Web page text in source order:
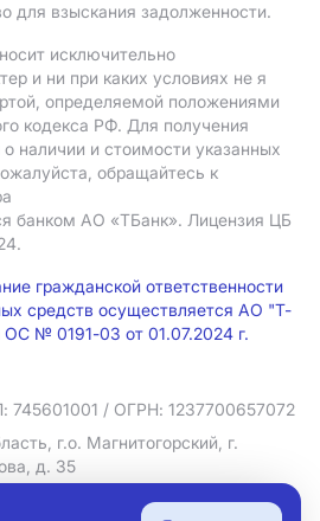
для взыскания задолженности.
исключительно
и ни при каких условиях не я
определяемой положениями
кодекса РФ. Для получения
наличии и стоимости указанных
обращайтесь к
банком АO «ТБанк». Лицензия ЦБ
гражданской ответственности
средств осуществляется АО "Т-
ОС № 0191-03 от 01.07.2024 г.
745601001 / ОГРН: 1237700657072
г.о. Магнитогорский, г.
д. 35
персональных данных